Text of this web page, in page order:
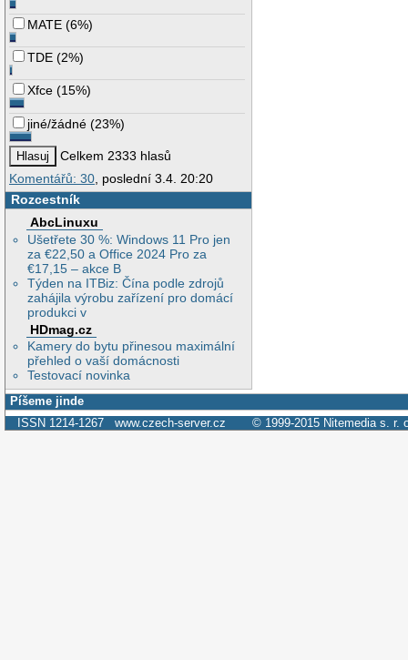
MATE (6%)
TDE (2%)
Xfce (15%)
jiné/žádné (23%)
Celkem 2333 hlasů
Komentářů: 30, poslední 3.4. 20:20
Rozcestník
AbcLinuxu
Ušetřete 30 %: Windows 11 Pro jen
za €22,50 a Office 2024 Pro za
€17,15 – akce B
Týden na ITBiz: Čína podle zdrojů
zahájila výrobu zařízení pro domácí
produkci v
HDmag.cz
Kamery do bytu přinesou maximální
přehled o vaší domácnosti
Testovací novinka
Píšeme jinde
ISSN 1214-1267 www.czech-server.cz © 1999-2015 Nitemedia s. r.